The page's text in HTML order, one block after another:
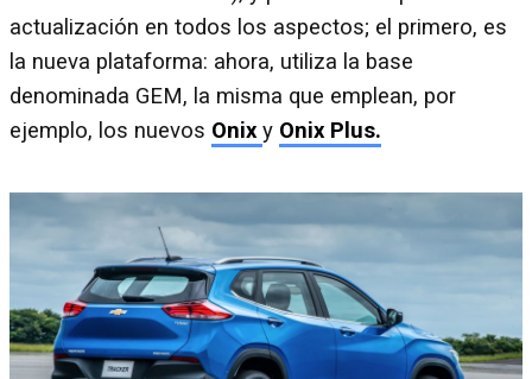
actualización en todos los aspectos; el primero, es
la nueva plataforma: ahora, utiliza la base
denominada GEM, la misma que emplean, por
ejemplo, los nuevos Onix y Onix Plus.